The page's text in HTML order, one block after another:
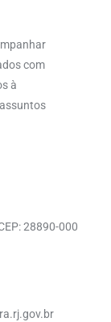
com
à
28890-000